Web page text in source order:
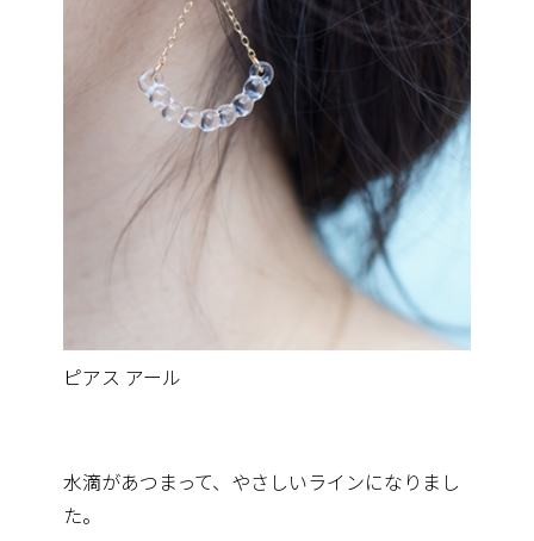
ピアス アール
水滴があつまって、やさしいラインになりまし
た。